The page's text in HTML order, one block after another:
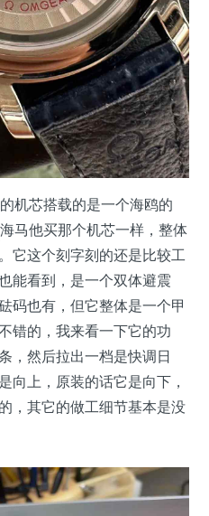
机芯搭载的是一个海鸥的
海马他买那个机芯一样，整体
它这个刻字刻的还是比较工
能看到，是一个双体避震
码也有，但它整体是一个甲
错的，我来看一下它的功
，然后拉出一档是快调日
向上，原装的话它是向下，
，其它的做工细节基本是没